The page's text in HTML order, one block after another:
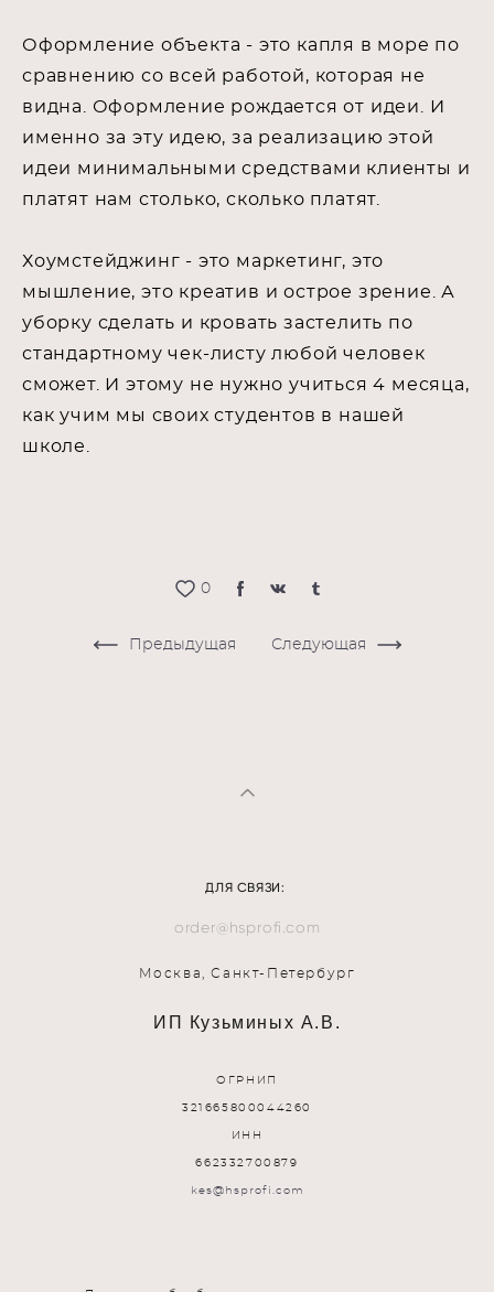
Оформление объекта - это капля в море по
сравнению со всей работой, которая не
видна. Оформление рождается от идеи. И
именно за эту идею, за реализацию этой
идеи минимальными средствами клиенты и
платят нам столько, сколько платят.
Хоумстейджинг - это маркетинг, это
мышление, это креатив и острое зрение. А
уборку сделать и кровать застелить по
стандартному чек-листу любой человек
сможет. И этому не нужно учиться 4 месяца,
как учим мы своих студентов в нашей
школе.
0
Предыдущая Следующая
ДЛЯ СВЯЗИ:
order@hsprofi.com
Москва, Санкт-Петербург
ИП Кузьминых А.В.
ОГРНИП
321665800044260
ИНН
662332700879
kes@hsprofi.com